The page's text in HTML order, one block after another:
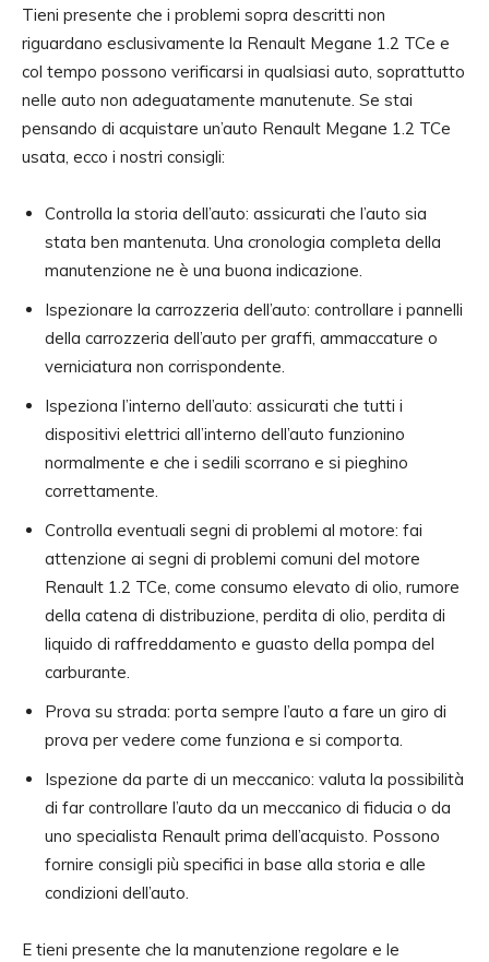
Tieni presente che i problemi sopra descritti non
riguardano esclusivamente la Renault Megane 1.2 TCe e
col tempo possono verificarsi in qualsiasi auto, soprattutto
nelle auto non adeguatamente manutenute. Se stai
pensando di acquistare un’auto Renault Megane 1.2 TCe
usata, ecco i nostri consigli:
Controlla la storia dell’auto: assicurati che l’auto sia
stata ben mantenuta. Una cronologia completa della
manutenzione ne è una buona indicazione.
Ispezionare la carrozzeria dell’auto: controllare i pannelli
della carrozzeria dell’auto per graffi, ammaccature o
verniciatura non corrispondente.
Ispeziona l’interno dell’auto: assicurati che tutti i
dispositivi elettrici all’interno dell’auto funzionino
normalmente e che i sedili scorrano e si pieghino
correttamente.
Controlla eventuali segni di problemi al motore: fai
attenzione ai segni di problemi comuni del motore
Renault 1.2 TCe, come consumo elevato di olio, rumore
della catena di distribuzione, perdita di olio, perdita di
liquido di raffreddamento e guasto della pompa del
carburante.
Prova su strada: porta sempre l’auto a fare un giro di
prova per vedere come funziona e si comporta.
Ispezione da parte di un meccanico: valuta la possibilità
di far controllare l’auto da un meccanico di fiducia o da
uno specialista Renault prima dell’acquisto. Possono
fornire consigli più specifici in base alla storia e alle
condizioni dell’auto.
E tieni presente che la manutenzione regolare e le